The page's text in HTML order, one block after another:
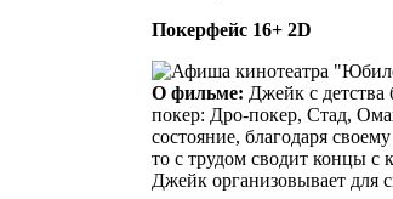
Покерфейс 16+ 2D
О фильме: Джейк с
покер: Дро-покер, Стад,
состояние, благодаря
то с трудом сводит концы с
Джейк организовывает для